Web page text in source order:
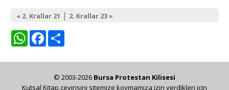
« 2. Krallar 21 | 2. Krallar 23 »
WhatsAppFacebook
© 2003-2026 Bursa Protestan Kilisesi
Kutsal Kitap çevirisini sitemize koymamıza izin verdikleri için